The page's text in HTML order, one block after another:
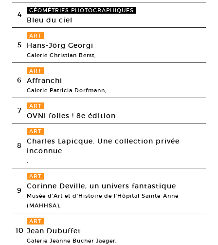
4 GÉOMÉTRIES PHOTOGRAPHIQUES
Bleu du ciel
5
ART
Hans-Jörg Georgi
Galerie Christian Berst,
6
ART
Affranchi
Galerie Patricia Dorfmann,
7 ART
OVNi folies ! 8e édition
8
ART
Charles Lapicque. Une collection privée
inconnue
,
9
ART
Corinne Deville, un univers fantastique
Musée d’Art et d’Histoire de l’Hôpital Sainte-Anne
(MAHHSA),
10
ART
Jean Dubuffet
Galerie Jeanne Bucher Jaeger,